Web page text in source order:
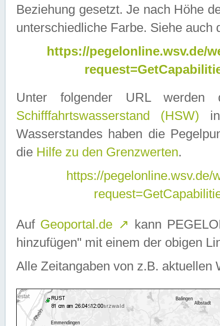
Beziehung gesetzt. Je nach Höhe
unterschiedliche Farbe. Siehe auch
https://pegelonline.wsv.de/
Unter folgender URL
Schifffahrtswasserstand (HSW)
Wasserstandes haben die
die Hilfe zu den Grenzwerten.
https://
Auf Geoportal.de ↗ kann
hinzufügen" mit einem der obigen
Alle Zeitangaben von z.B. aktuellen